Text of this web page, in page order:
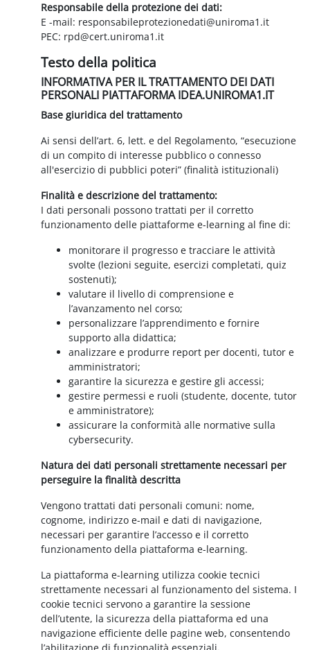
Responsabile della protezione dei dati:
E -mail: responsabileprotezionedati@uniroma1.it
PEC: rpd@cert.uniroma1.it
Testo della politica
INFORMATIVA PER IL TRATTAMENTO DEI DATI
PERSONALI PIATTAFORMA IDEA.UNIROMA1.IT
Base giuridica del trattamento
Ai sensi dell’art. 6, lett. e del Regolamento, “esecuzione
di un compito di interesse pubblico o connesso
all'esercizio di pubblici poteri” (finalità istituzionali)
Finalità e descrizione del trattamento:
I dati personali possono trattati per il corretto
funzionamento delle piattaforme e-learning al fine di:
monitorare il progresso e tracciare le attività
svolte (lezioni seguite, esercizi completati, quiz
sostenuti);
valutare il livello di comprensione e
l’avanzamento nel corso;
personalizzare l’apprendimento e fornire
supporto alla didattica;
analizzare e produrre report per docenti, tutor e
amministratori;
garantire la sicurezza e gestire gli accessi;
gestire permessi e ruoli (studente, docente, tutor
e amministratore);
assicurare la conformità alle normative sulla
cybersecurity.
Natura dei dati personali strettamente necessari per
perseguire la finalità descritta
Vengono trattati dati personali comuni: nome,
cognome, indirizzo e-mail e dati di navigazione,
necessari per garantire l’accesso e il corretto
funzionamento della piattaforma e-learning.
La piattaforma e-learning utilizza cookie tecnici
strettamente necessari al funzionamento del sistema. I
cookie tecnici servono a garantire la sessione
dell’utente, la sicurezza della piattaforma ed una
navigazione efficiente delle pagine web, consentendo